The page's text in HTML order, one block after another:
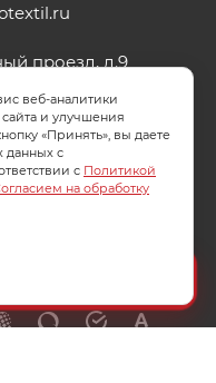
проезд, д.9
ДАННЫХ
ДАННЫХ
ОГРН:1073703000029
веб-аналитики
и улучшения
«Принять», вы даете
данных с
с Политикой
на обработку